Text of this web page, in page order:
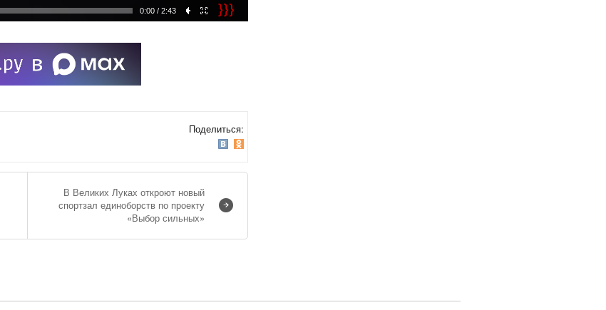
0:00 / 2:43
Поделиться:
В Великих Луках откроют новый
спортзал единоборств по проекту
«Выбор сильных»